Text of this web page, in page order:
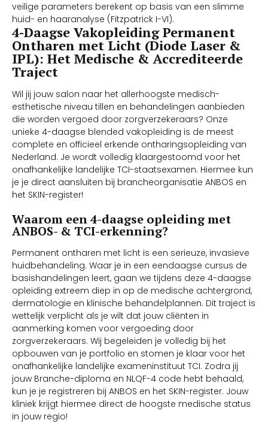
veilige parameters berekent op basis van een slimme
huid- en haaranalyse (Fitzpatrick I-VI).
4-Daagse Vakopleiding Permanent
Ontharen met Licht (Diode Laser &
IPL): Het Medische & Accrediteerde
Traject
Wil jij jouw salon naar het allerhoogste medisch-
esthetische niveau tillen en behandelingen aanbieden
die worden vergoed door zorgverzekeraars? Onze
unieke 4-daagse blended vakopleiding is de meest
complete en officieel erkende ontharingsopleiding van
Nederland. Je wordt volledig klaargestoomd voor het
onafhankelijke landelijke TCI-staatsexamen. Hiermee kun
je je direct aansluiten bij brancheorganisatie ANBOS en
het SKIN-register!
Waarom een 4-daagse opleiding met
ANBOS- & TCI-erkenning?
Permanent ontharen met licht is een serieuze, invasieve
huidbehandeling. Waar je in een eendaagse cursus de
basishandelingen leert, gaan we tijdens deze 4-daagse
opleiding extreem diep in op de medische achtergrond,
dermatologie en klinische behandelplannen. Dit traject is
wettelijk verplicht als je wilt dat jouw cliënten in
aanmerking komen voor vergoeding door
zorgverzekeraars. Wij begeleiden je volledig bij het
opbouwen van je portfolio en stomen je klaar voor het
onafhankelijke landelijke exameninstituut TCI. Zodra jij
jouw Branche-diploma en NLQF-4 code hebt behaald,
kun je je registreren bij ANBOS en het SKIN-register. Jouw
kliniek krijgt hiermee direct de hoogste medische status
in jouw regio!